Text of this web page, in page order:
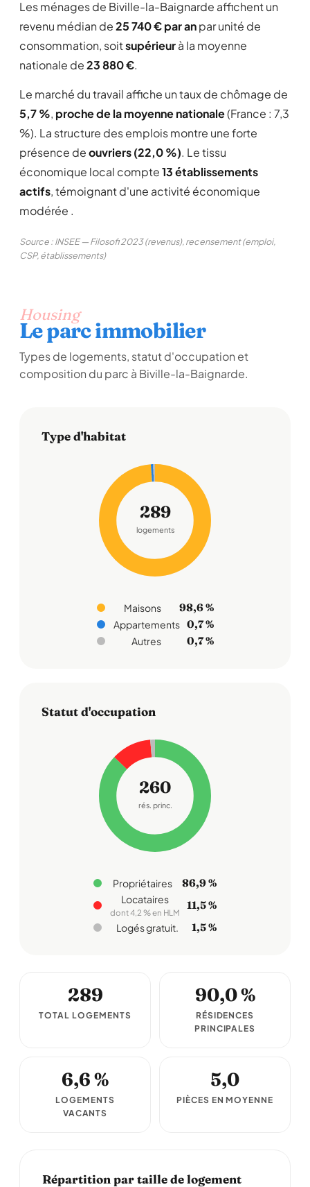
Les ménages de Biville-la-Baignarde affichent un
revenu médian de25 740 € par anpar unité de
consommation, soitsupérieurà la moyenne
nationale de23 880 €.
Le marché du travail affiche un taux de chômage de
5,7 %, proche de la moyenne nationale(France : 7,3
%). La structure des emplois montre une forte
présence deouvriers (22,0 %). Le tissu
économique local compte13 établissements
actifs, témoignant d'une activité économique
modérée .
Source : INSEE — Filosofi 2023 (revenus), recensement (emploi,
CSP, établissements)
Housing
Le parc immobilier
Types de logements, statut d'occupation et
composition du parc à Biville-la-Baignarde.
Type d'habitat
289
logements
Maisons 98,6 %
Appartements 0,7 %
Autres 0,7 %
Statut d'occupation
260
rés. princ.
Propriétaires 86,9 %
Locataires
dont 4,2 % en HLM
11,5 %
Logés gratuit. 1,5 %
289
TOTAL LOGEMENTS
90,0 %
RÉSIDENCES
PRINCIPALES
6,6 %
LOGEMENTS
VACANTS
5,0
PIÈCES EN MOYENNE
Répartition par taille de logement